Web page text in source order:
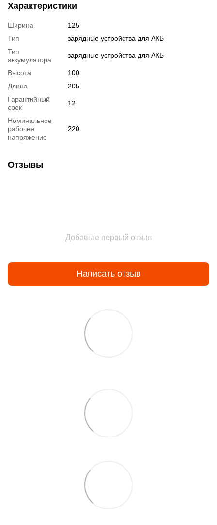
Характеристики
Ширина
125
Тип
зарядные устройства для АКБ
Тип
аккумулятора
зарядные устройства для АКБ
Высота
100
Длина
205
Гарантийный
срок
12
Номинальное
рабочее
напряжение
220
Отзывы
Добавьте первый отзыв
Написать отзыв